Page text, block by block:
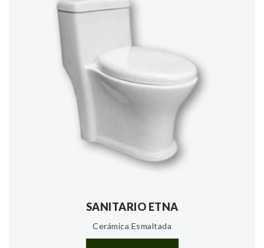
SANITARIO ETNA
Cerámica Esmaltada